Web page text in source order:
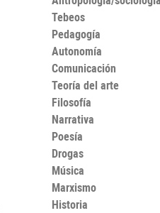
Tebeos
Pedagogía
Autonomía
Comunicación
Teoría del arte
Filosofía
Narrativa
Poesía
Drogas
Música
Marxismo
Historia